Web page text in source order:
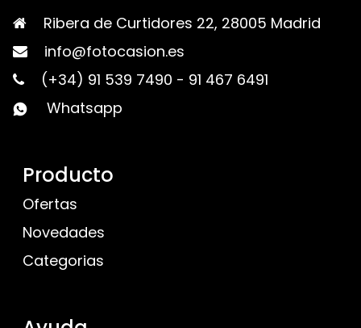
Ribera de Curtidores 22, 28005 Madrid
info@fotocasion.es
(+34) 91 539 7490 - 91 467 6491
Whatsapp
Producto
Ofertas
Novedades
Categorias